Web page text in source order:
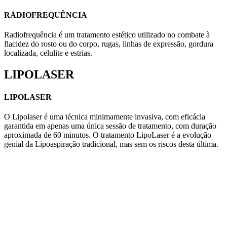
RÁDIOFREQUÊNCIA
Radiofrequência é um tratamento estético utilizado no combate à
flacidez do rosto ou do corpo, rugas, linhas de expressão, gordura
localizada, celulite e estrias.
LIPOLASER
LIPOLASER
O Lipolaser é uma técnica minimamente invasiva, com eficácia
garantida em apenas uma única sessão de tratamento, com duração
aproximada de 60 minutos. O tratamento LipoLaser é a evolução
genial da Lipoaspiração tradicional, mas sem os riscos desta última.